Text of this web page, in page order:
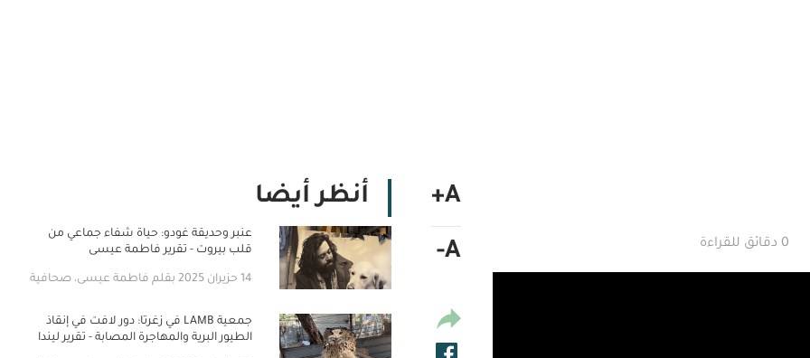
0 دقائق للقراءة
A+
A-
أنظر أيضا
عنبر وحديقة غودو: حياة شفاء جماعي من
قلب بيروت - تقرير فاطمة عيسى
14 حزيران 2025 بقلم فاطمة عيسى، صحافية
جمعية LAMB في زغرتا: دور لافت في إنقاذ
الطيور البرية والمهاجرة المصابة - تقرير ليندا